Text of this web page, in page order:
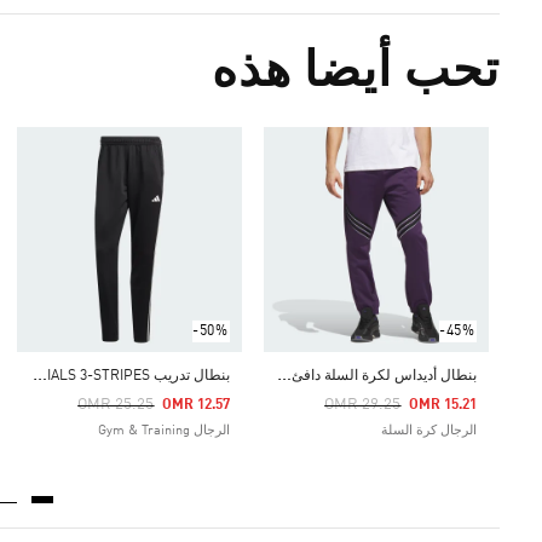
تحب أيضا هذه
-45%
ب
نطال أديداس لكرة السلة دافئ صوف
Price Reduced From
OMR 29.25
To OMR 15.21
الرجال كرة السلة
-50%
ب
نطال تدريب TRAIN ESSENTIALS 3-STRIPES
Price Reduced From
OMR 25.25 OMR 12.57
الرجال Gym & Training